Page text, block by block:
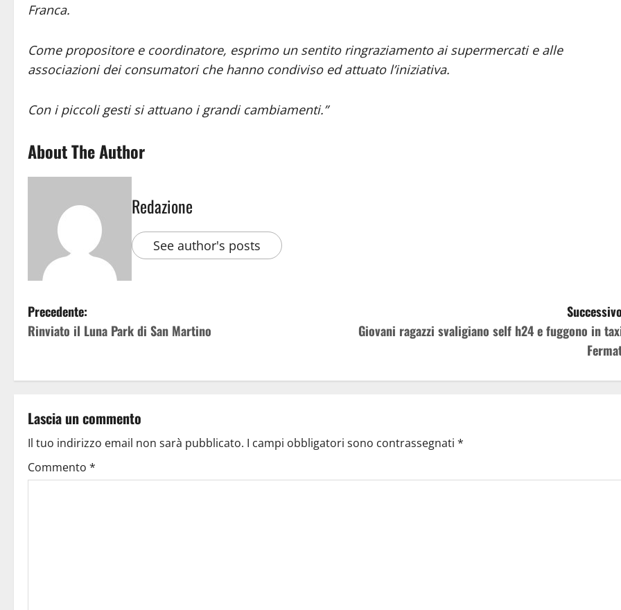
Franca.
Come propositore e coordinatore, esprimo un sentito ringraziamento ai supermercati e alle
associazioni dei consumatori che hanno condiviso ed attuato l’iniziativa.
Con i piccoli gesti si attuano i grandi cambiamenti.”
About The Author
Redazione
See author's posts
Precedente:
Rinviato il Luna Park di San Martino
Giovani ragazzi svaligiano self h24 e fuggono in
Lascia un commento
Il tuo indirizzo email non sarà pubblicato. I campi obbligatori sono contrassegnati *
Commento *